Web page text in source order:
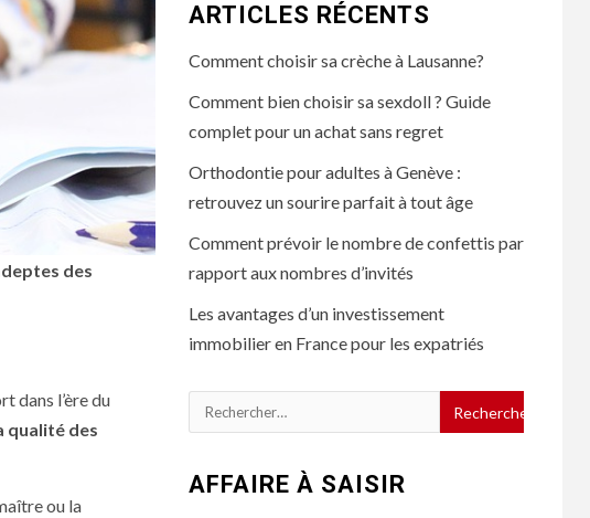
des
dans l’ère du
qualité des
ou la
ARTICLES RÉCENTS
Comment choisir sa crèche à Lausanne?
Comment bien choisir sa sexdoll ? Guide
complet pour un achat sans regret
Orthodontie pour adultes à Genève :
retrouvez un sourire parfait à tout âge
Comment prévoir le nombre de confettis par
rapport aux nombres d’invités
Les avantages d’un investissement
immobilier en France pour les expatriés
Rechercher :
AFFAIRE À SAISIR